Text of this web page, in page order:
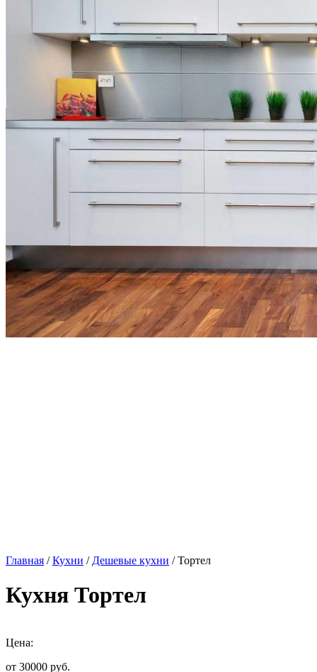
Главная /Кухни / Дешевые кухни / Тортел
Кухня Тортел
Цена:
от 30000 руб.